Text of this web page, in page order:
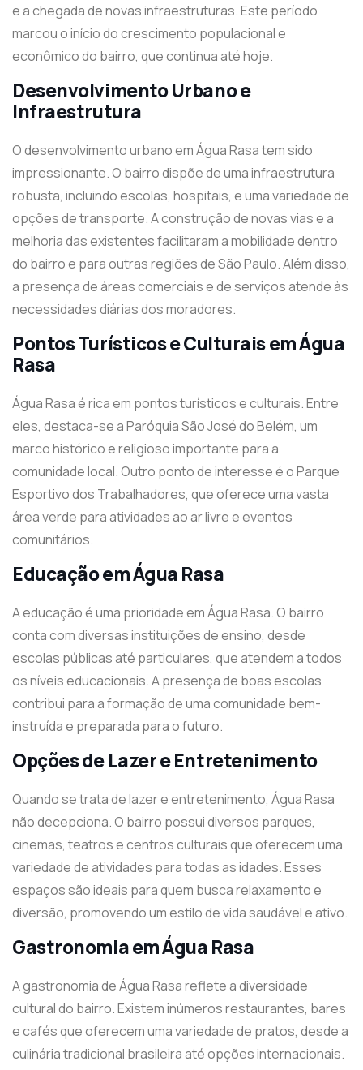
e a chegada de novas infraestruturas. Este período
marcou o início do crescimento populacional e
econômico do bairro, que continua até hoje.
Desenvolvimento Urbano e
Infraestrutura
O desenvolvimento urbano em Água Rasa tem sido
impressionante. O bairro dispõe de uma infraestrutura
robusta, incluindo escolas, hospitais, e uma variedade de
opções de transporte. A construção de novas vias e a
melhoria das existentes facilitaram a mobilidade dentro
do bairro e para outras regiões de São Paulo. Além disso,
a presença de áreas comerciais e de serviços atende às
necessidades diárias dos moradores.
Pontos Turísticos e Culturais em Água
Rasa
Água Rasa é rica em pontos turísticos e culturais. Entre
eles, destaca-se a Paróquia São José do Belém, um
marco histórico e religioso importante para a
comunidade local. Outro ponto de interesse é o Parque
Esportivo dos Trabalhadores, que oferece uma vasta
área verde para atividades ao ar livre e eventos
comunitários.
Educação em Água Rasa
A educação é uma prioridade em Água Rasa. O bairro
conta com diversas instituições de ensino, desde
escolas públicas até particulares, que atendem a todos
os níveis educacionais. A presença de boas escolas
contribui para a formação de uma comunidade bem-
instruída e preparada para o futuro.
Opções de Lazer e Entretenimento
Quando se trata de lazer e entretenimento, Água Rasa
não decepciona. O bairro possui diversos parques,
cinemas, teatros e centros culturais que oferecem uma
variedade de atividades para todas as idades. Esses
espaços são ideais para quem busca relaxamento e
diversão, promovendo um estilo de vida saudável e ativo.
Gastronomia em Água Rasa
A gastronomia de Água Rasa reflete a diversidade
cultural do bairro. Existem inúmeros restaurantes, bares
e cafés que oferecem uma variedade de pratos, desde a
culinária tradicional brasileira até opções internacionais.